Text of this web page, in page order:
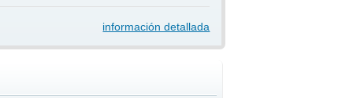
información detallada